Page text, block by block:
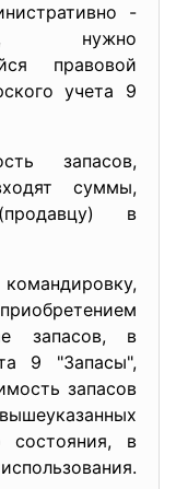
-
нужно
правовой
учета 9
запасов,
суммы,
в
запасов, в
9 "Запасы",
запасов
в